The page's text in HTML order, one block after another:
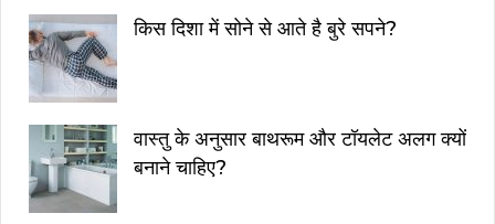
किस दिशा में सोने से आते है बुरे सपने?
वास्तु के अनुसार बाथरूम और टॉयलेट अलग क्यों
बनाने चाहिए?